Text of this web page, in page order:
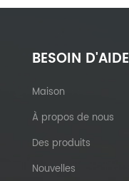
BESOIN D'AIDE
Maison
À propos de nous
Des produits
Nouvelles